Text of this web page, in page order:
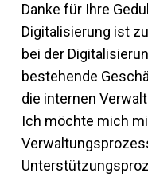
Danke für Ihre
Digitalisierung ist
bei der
bestehende
die internen
Ich möchte mich